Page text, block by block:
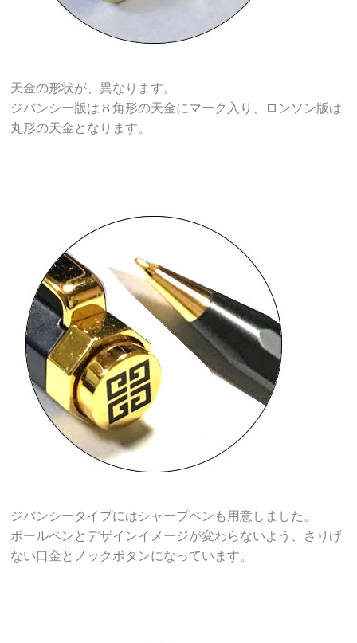
天金の形状が、異なります。
ジバンシー版は８角形の天金にマーク入り、ロンソン版は
丸形の天金となります。
ジバンシータイプにはシャープペンも用意しました。
ボールペンとデザインイメージが変わらないよう、さりげ
ない口金とノックボタンになっています。